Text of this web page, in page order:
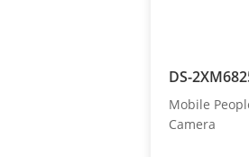
DS-
Mobile
Camera